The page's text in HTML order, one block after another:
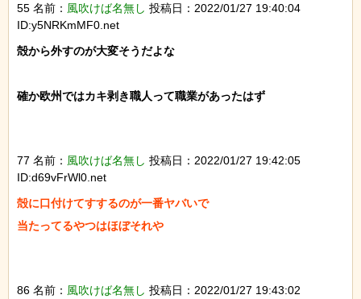
55 名前： 風吹けば名無し 投稿日：2022/01/27 19:40:04
ID:y5NRKmMF0.net
殻から外すのが大変そうだよな
確か欧州ではカキ剥き職人って職業があったはず
77 名前： 風吹けば名無し 投稿日：2022/01/27 19:42:05
ID:d69vFrWl0.net
殻に口付けてすするのが一番ヤバいで
当たってるやつはほぼそれや
86 名前： 風吹けば名無し 投稿日：2022/01/27 19:43:02